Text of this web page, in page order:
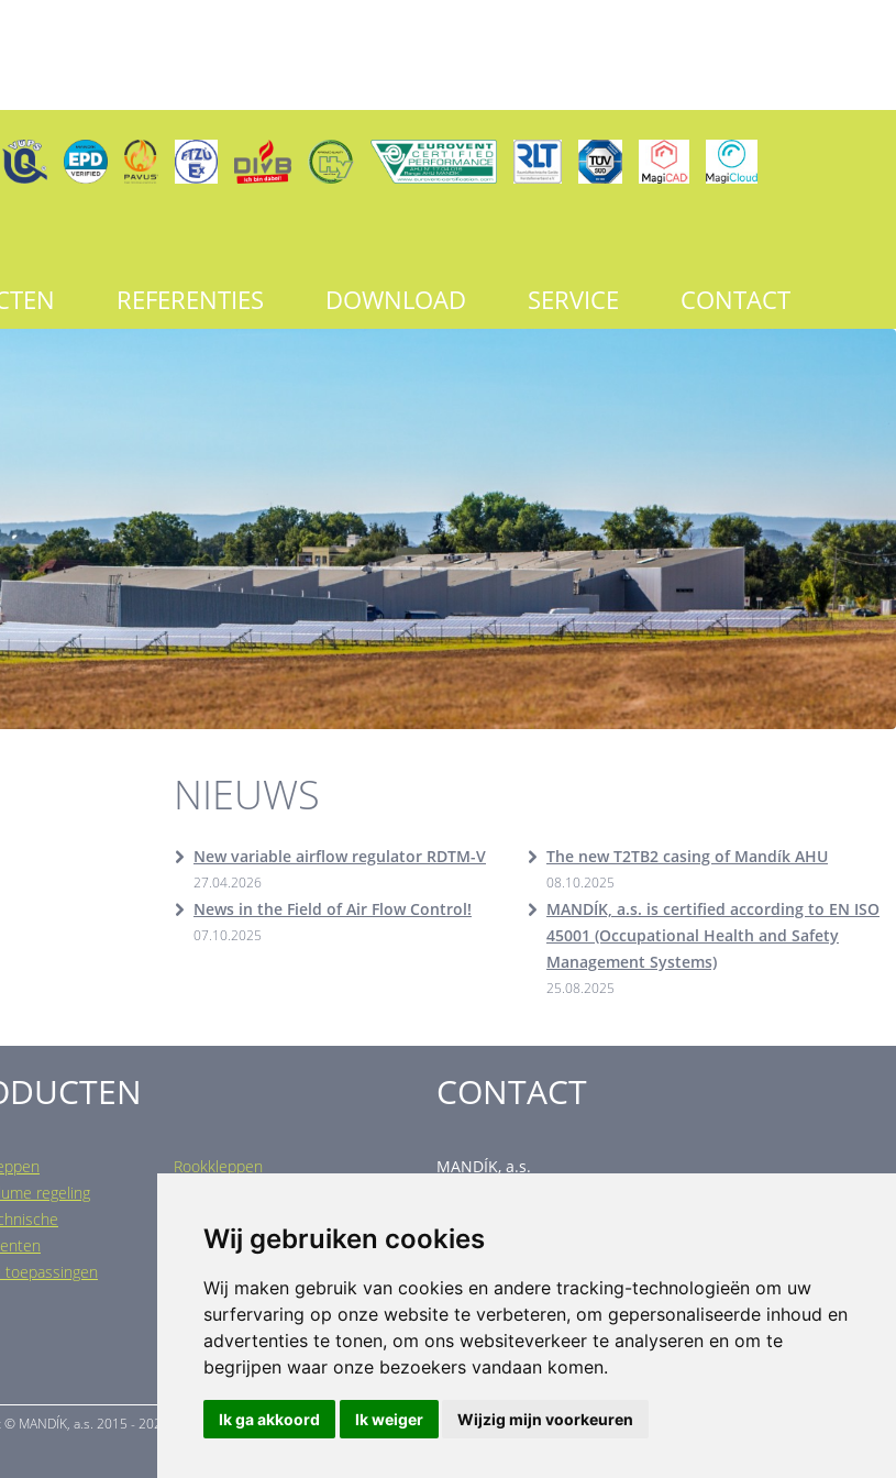
Wij gebruiken cookies
Wij maken gebruik van cookies en andere tracking-technologieën om uw
surfervaring op onze website te verbeteren, om gepersonaliseerde inhoud en
advertenties te tonen, om ons websiteverkeer te analyseren en om te
begrijpen waar onze bezoekers vandaan komen.
Ik ga akkoord Ik weiger Wijzig mijn voorkeuren
REFERENTIES DOWNLOAD SERVICE CONTACT
NIEUWS
New variable airflow regulator RDTM-V
27.04.2026
The new T2TB2 casing of Mandík AHU
08.10.2025
News in the Field of Air Flow Control!
07.10.2025
MANDÍK, a.s. is certified according to EN ISO
45001 (Occupational Health and Safety
Management Systems)
25.08.2025
Rookkleppen
regeling
Industriële verwarming
toepassingen
CONTACT
MANDÍK, a.s.
Czech Republic
Head office
phone: +420 311 706 706
email: mandik@mandik.cz
© MANDÍK, a.s. 2015 - 2026